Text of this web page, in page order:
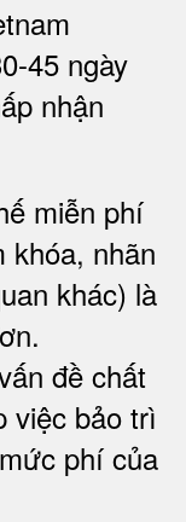
45 ngày
nhận
miễn phí
khóa, nhãn
khác) là
.
đề chất
việc bảo trì
phí của